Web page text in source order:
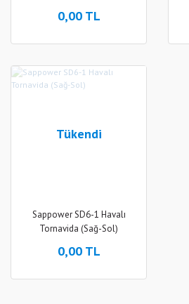
0,00 TL
Tükendi
Sappower SD6-1 Havalı
Tornavida (Sağ-Sol)
0,00 TL